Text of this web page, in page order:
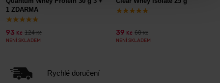
1 ZDARMA
93 Kč 124Kč
NENÍ SKLADEM
39 Kč 60Kč
NENÍ SKLADEM
Rychlé doručení